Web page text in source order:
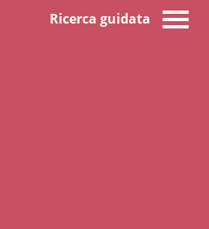
Ricerca guidata